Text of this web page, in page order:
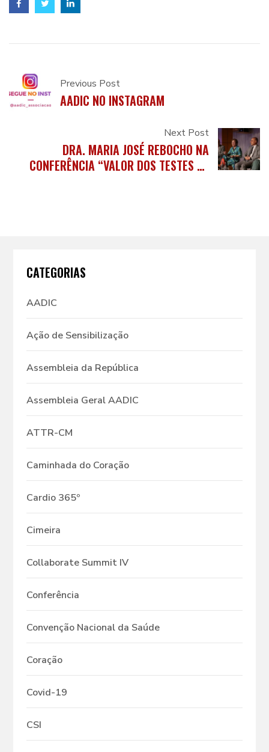
Previous Post
AADIC NO INSTAGRAM
Next Post
DRA. MARIA JOSÉ REBOCHO NA
CONFERÊNCIA “VALOR DOS TESTES DE
CATEGORIAS
AADIC
Ação de Sensibilização
Assembleia da República
Assembleia Geral AADIC
ATTR-CM
Caminhada do Coração
Cardio 365º
Cimeira
Collaborate Summit IV
Conferência
Convenção Nacional da Saúde
Coração
Covid-19
CSI